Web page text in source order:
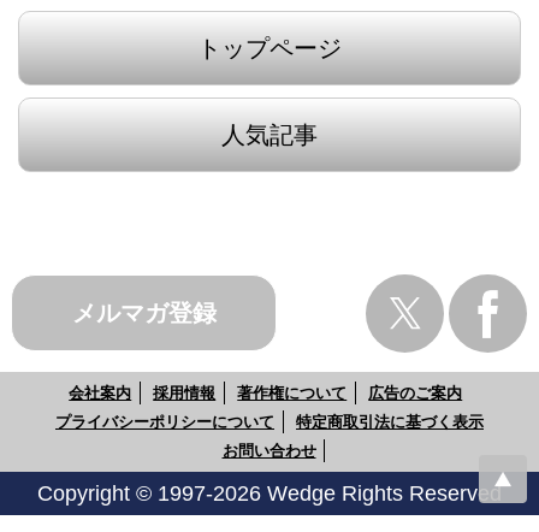
トップページ
人気記事
メルマガ登録
会社案内 採用情報 著作権について
広告のご案内
プライバシーポリシーについて
特定商取引法に基づく表示
お問い合わせ
Copyright © 1997-2026 Wedge Rights Reserved